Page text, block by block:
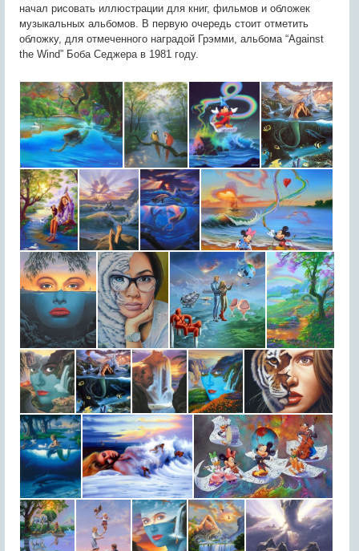
начал рисовать иллюстрации для книг, фильмов и обложек
музыкальных альбомов. В первую очередь стоит отметить
обложку, для отмеченного наградой Грэмми, альбома “Against
the Wind” Боба Седжера в 1981 году.